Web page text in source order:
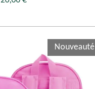
Nouveauté